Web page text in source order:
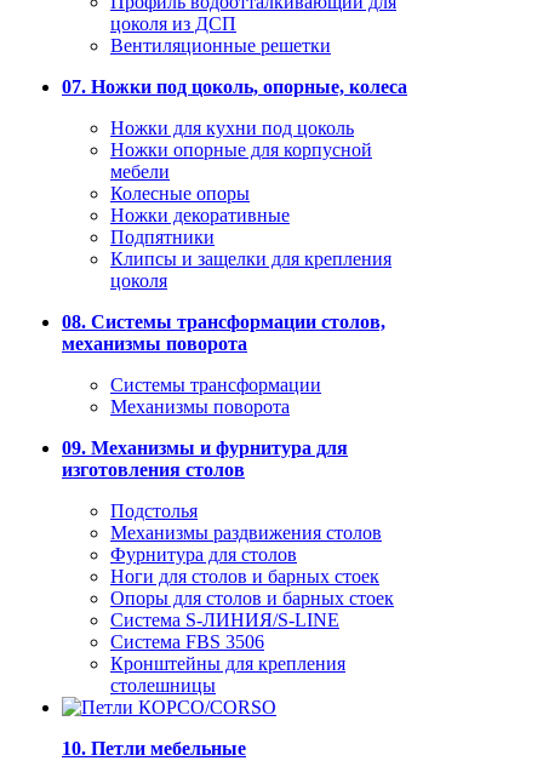
цоколя из ДСП
Вентиляционные решетки
07. Ножки под цоколь, опорные, колеса
Ножки для кухни под цоколь
Ножки опорные для корпусной
мебели
Колесные опоры
Ножки декоративные
Подпятники
Клипсы и защелки для крепления
цоколя
08. Системы трансформации столов,
механизмы поворота
Системы трансформации
Механизмы поворота
09. Механизмы и фурнитура для
изготовления столов
Подстолья
Механизмы раздвижения столов
Фурнитура для столов
Ноги для столов и барных стоек
Опоры для столов и барных стоек
Система S-ЛИНИЯ/S-LINE
Система FBS 3506
Кронштейны для крепления
столешницы
10. Петли мебельные